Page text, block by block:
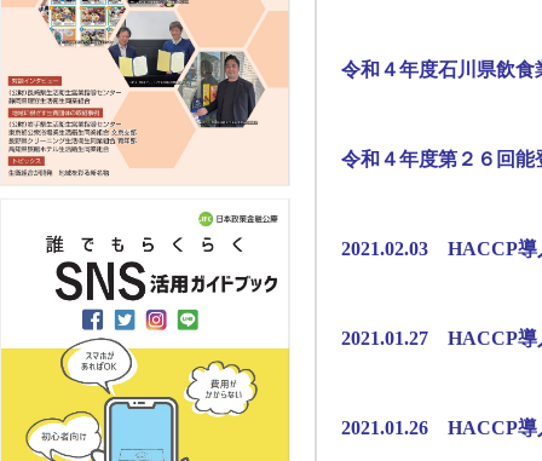
令和４年度石川県飲
令和４年度第２６回
2021.02.03 HACCP
2021.01.27 HACCP
2021.01.26 HACCP